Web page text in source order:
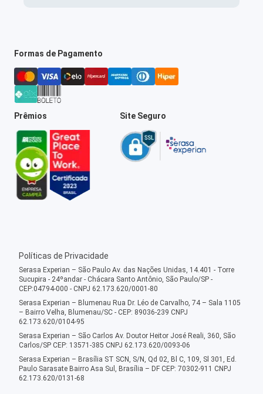
Formas de Pagamento
Prêmios Site Seguro
Políticas de Privacidade
Serasa Experian – São Paulo Av. das Nações Unidas, 14.401 - Torre
Sucupira - 24ºandar - Chácara Santo Antônio, São Paulo/SP -
CEP:04794-000 - CNPJ 62.173.620/0001-80
Serasa Experian – Blumenau Rua Dr. Léo de Carvalho, 74 – Sala 1105
– Bairro Velha, Blumenau/SC - CEP: 89036-239 CNPJ
62.173.620/0104-95
Serasa Experian – São Carlos Av. Doutor Heitor José Reali, 360, São
Carlos/SP CEP: 13571-385 CNPJ 62.173.620/0093-06
Serasa Experian – Brasília ST SCN, S/N, Qd 02, Bl C, 109, Sl 301, Ed.
Paulo Sarasate Bairro Asa Sul, Brasília – DF CEP: 70302-911 CNPJ
62.173.620/0131-68